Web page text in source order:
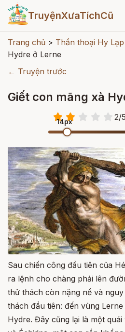
TruyệnXưaTíchCũ
Trang chủ > Thần thoại Hy Lạp
Hydre ở Lerne
← Truyện trước
Giết con mãng xà
2/5
14px
Sau chiến công đầu tiên của
ra lệnh cho chàng phải lên
thử thách còn nặng nề và
thách đầu tiên: đến vùng
Hydre. Đây cũng lại là một